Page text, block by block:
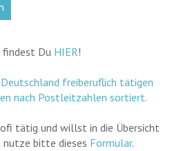
findest Du HIER!
freiberuflich tätigen
nach Postleitzahlen sortiert.
tätig und willst in die Übersicht
nutze bitte dieses Formular.